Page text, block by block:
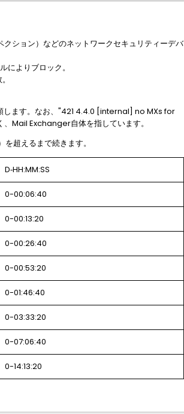
ション）などのネットワークセキュリティーデバ
よりブロック。
します。なお、"421 4.4.0 [internal] no MXs for
Mail Exchanger自体を指しています。
超えるまで続きます。
D‐HH:MM:SS
0-00:06:40
0-00:13:20
0-00:26:40
0-00:53:20
0-01:46:40
0-03:33:20
0-07:06:40
0-14:13:20